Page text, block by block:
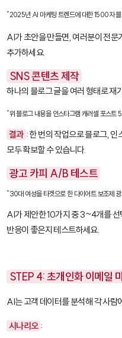
"2025년 AI 마케팅 트렌드에 대한 1500자
AI가 초안을 만들면, 여러분이 전
추가하세요.
SNS 콘텐츠 제작
하나의 블로그 글을 여러 형태로 재
"위 블로그 내용을 인스타그램 캐러셀 포스트
결과 : 한 번의 작업으로 블로그,
모두 확보할 수 있습니다.
광고 카피 A/B 테스트
"30대 여성을 타겟으로 한 다이어트 보조제
AI가 제안한 10가지 중 3~4개를 선
반응이 좋은지 테스트하세요.
STEP 4: 초개인화 이메일
AI는 고객 데이터를 분석해 각 사람
시나리오 :